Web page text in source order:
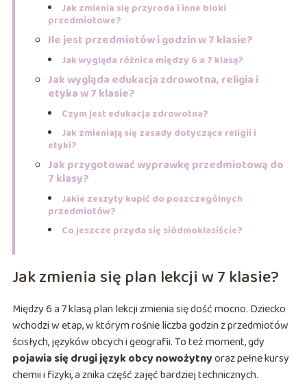
Jak zmienia się przyroda i inne bloki
przedmiotowe?
Ile jest przedmiotów i godzin w 7 klasie?
Jak wygląda różnica między 6 a 7 klasą?
Jak wygląda edukacja zdrowotna, religia i
etyka w 7 klasie?
Czym jest edukacja zdrowotna?
Jak zmieniają się zasady dotyczące religii i
etyki?
Jak przygotować wyprawkę przedmiotową do
7 klasy?
Jakie zeszyty kupić do poszczególnych
przedmiotów?
Co jeszcze przyda się siódmoklasiście?
Jak zmienia się plan lekcji w 7 klasie?
Między 6 a 7 klasą plan lekcji zmienia się dość mocno. Dziecko
wchodzi w etap, w którym rośnie liczba godzin z przedmiotów
ścisłych, języków obcych i geografii. To też moment, gdy
pojawia się drugi język obcy nowożytnyoraz pełne kursy
chemii i fizyki, a znika część zajęć bardziej technicznych.